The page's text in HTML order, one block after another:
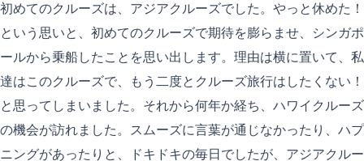
初めてのクルーズは、アジアクルーズでした。やっと休めた！
という思いと、初めてのクルーズで期待を膨らませ、シンガポ
ールから乗船したことを思い出します。理由は横に置いて、私
達はこのクルーズで、もう二度とクルーズ旅行はしたくない！
と思ってしまいました。それから何年か経ち、ハワイクルーズ
の機会が訪れました。スムーズに言葉が通じなかったり、ハプ
ニングがあったりと、ドキドキの毎日でしたが、アジアクルー